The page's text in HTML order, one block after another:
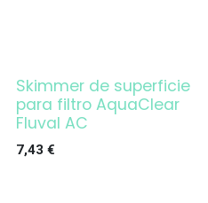
Skimmer de superficie
para filtro AquaClear
Fluval AC
7,43 €